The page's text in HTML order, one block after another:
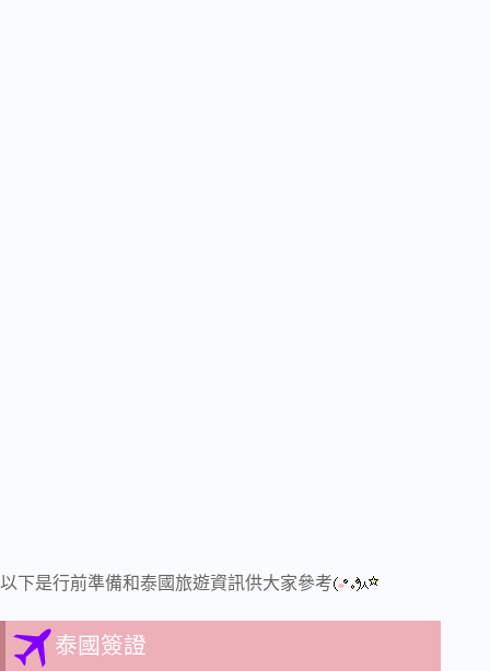
以下是行前準備和泰國旅遊資訊供大家參考
泰國簽證